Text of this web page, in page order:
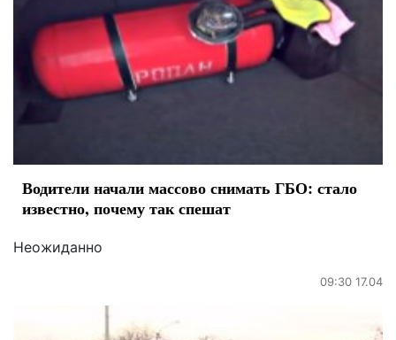
Водители начали массово снимать ГБО: стало
известно, почему так спешат
Неожиданно
09:30 17.04